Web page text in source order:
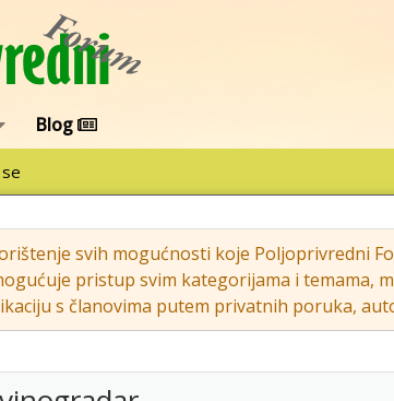
Blog
svih mogućnosti koje Poljoprivredni
pristup svim kategorijama i
s članovima putem privatnih poruka,